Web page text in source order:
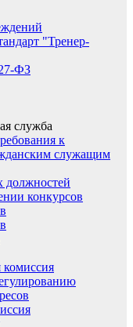
"Тренер-
ФЗ
служба
к
служащим
должностей
конкурсов
комиссия